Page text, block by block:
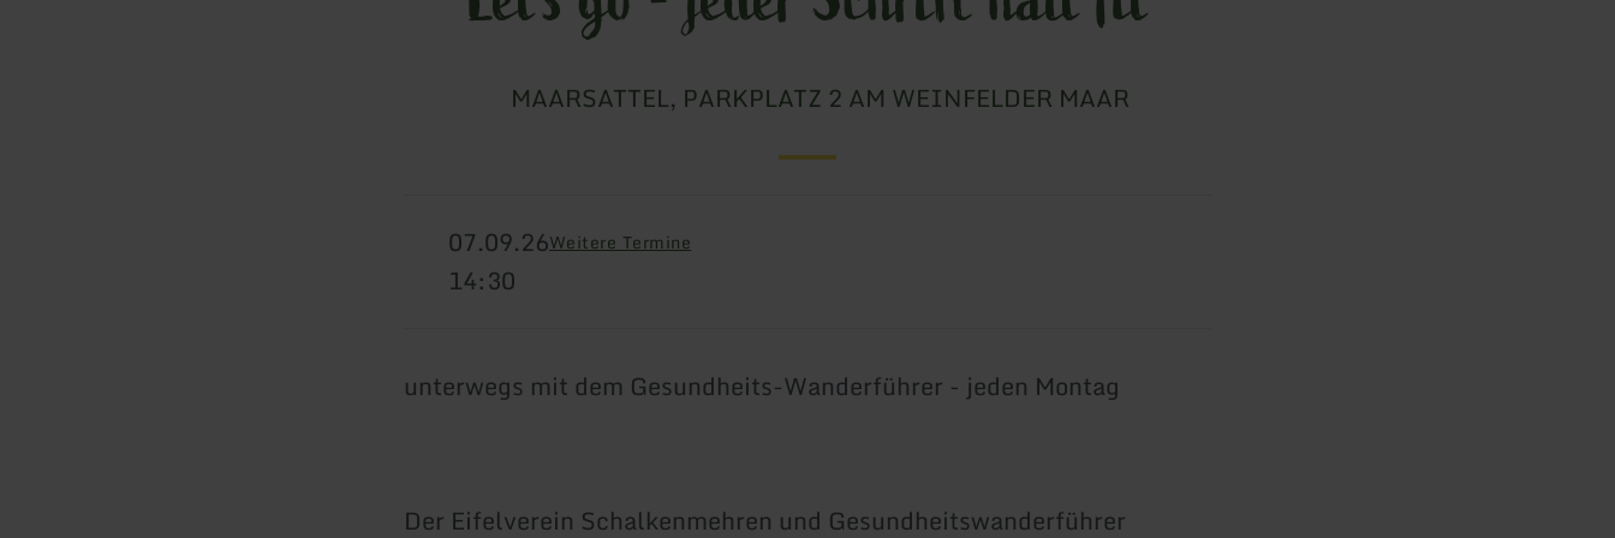
MAARSATTEL, PARKPLATZ 2 AM WEINFELDER MAAR
07.09.26Weitere Termine
14:30
unterwegs mit dem Gesundheits-Wanderführer - jeden Montag
Der Eifelverein Schalkenmehren und Gesundheitswanderführer